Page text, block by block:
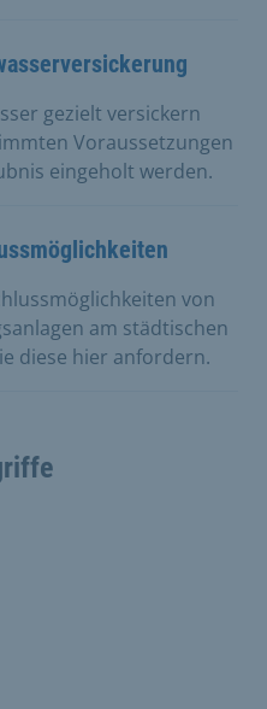
gezielt versickern
Voraussetzungen
eingeholt werden.
von
am städtischen
diese hier anfordern.